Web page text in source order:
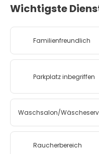
Wichtigste
Familienfreundlich
Parkplatz inbegriffen
Waschsalon/
Raucherbereich